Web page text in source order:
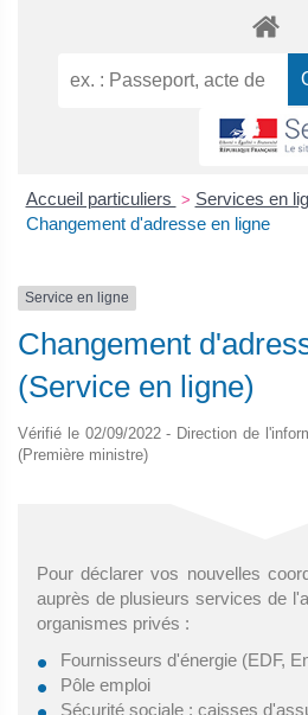
Accueil particuliers > Services en
Changement d'adresse en ligne
Service en ligne
Changement
(Service en ligne)
Vérifié le 02/09/2022 - Direction de
(Première ministre)
Pour déclarer vos nouvelles
auprès de plusieurs services de
organismes privés :
Fournisseurs d'énergie (EDF,
Pôle emploi
Sécurité sociale : caisses